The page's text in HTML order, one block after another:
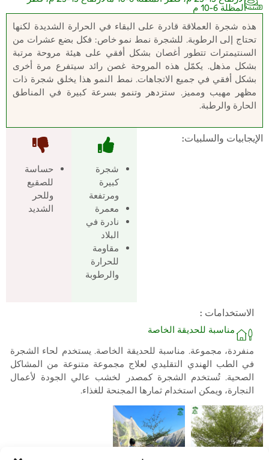
المظلة 6-10 م
هذه شجرة العملاقة قادرة على البقاء في الحرارة الشديدة لكنها
تحتاج إلى الرطوبة. للشجرة نمط نمو خاص: فكل بضع عشرات من
السنتيمترات تتطور أغصان بشكل أفقي على هيئة مروحة مرتبة
بشكل مذهل. يكمّل هذه المروحة غصن رائد سيتفرع مرة أخرى
بشكل أفقي في جميع الاتجاهات. نمط النمو هذا يخلق شجرة ذات
مظهر مهيب ومميز. ستزدهر وتنمو بسرعة كبيرة في المناطق
الحارة والرطبة.
الإيجابيات والسلبيات:
شجرة
كبيرة
ومرتفعة
معمرة
نادرة في
البلاد
مقاومة
للحرارة
والرطوبة
حساسة
للصقيع
وللحر
الشديد
الاستخدامات :
مناسبة للحديقة الخاصة
منفردة، مجموعة. مناسبة للحديقة الخاصة. يستخدم لحاء الشجرة
في الطب الهندي التقليدي لعلاج مجموعة متنوعة من المشاكل
الصحية. تُستخدم الشجرة كمصدر لخشب عالي الجودة لأعمال
النجارة، ويمكن استخدام ثمارها المجنحة للغذاء.